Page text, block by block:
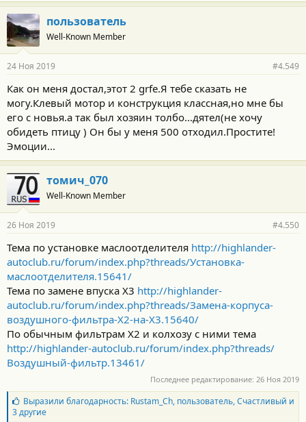
пользователь
Well-Known Member
24 Ноя 2019 #4.549
Как он меня достал,этот 2 grfe.Я тебе сказать не
могу.Клевый мотор и конструкция классная,но мне бы
его с новья.а так был хозяин толбо...дятел(не хочу
обидеть птицу ) Он бы у меня 500 отходил.Простите!
Эмоции...
томич_070
Well-Known Member
26 Ноя 2019 #4.550
Тема по установке маслоотделителя http://highlander-
autoclub.ru/forum/index.php?threads/Установка-
маслоотделителя.15641/
Тема по замене впуска Х3 http://highlander-
autoclub.ru/forum/index.php?threads/Замена-корпуса-
воздушного-фильтра-Х2-на-Х3.15640/
По обычным фильтрам Х2 и колхозу с ними тема
http://highlander-autoclub.ru/forum/index.php?threads/
Воздушный-фильтр.13461/
Последнее редактирование: 26 Ноя 2019
Б
л
Выразили благодарность: Rustam_Ch, пользователь,Счастливый и
3 другие